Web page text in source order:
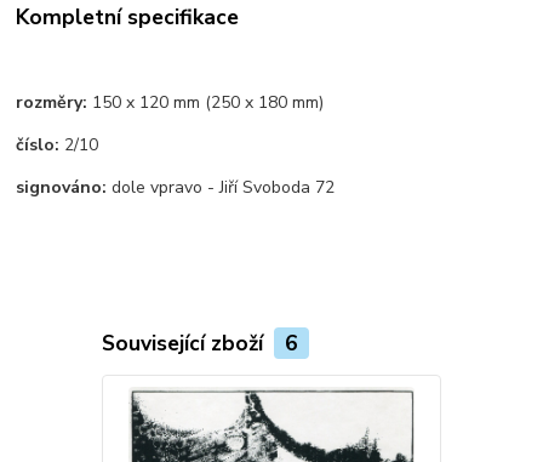
Kompletní specifikace
rozměry: 150 x 120 mm (250 x 180 mm)
číslo: 2/10
signováno: dole vpravo - Jiří Svoboda 72
Související zboží 6